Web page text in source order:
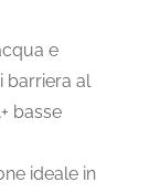
e
barriera al
basse
ideale in